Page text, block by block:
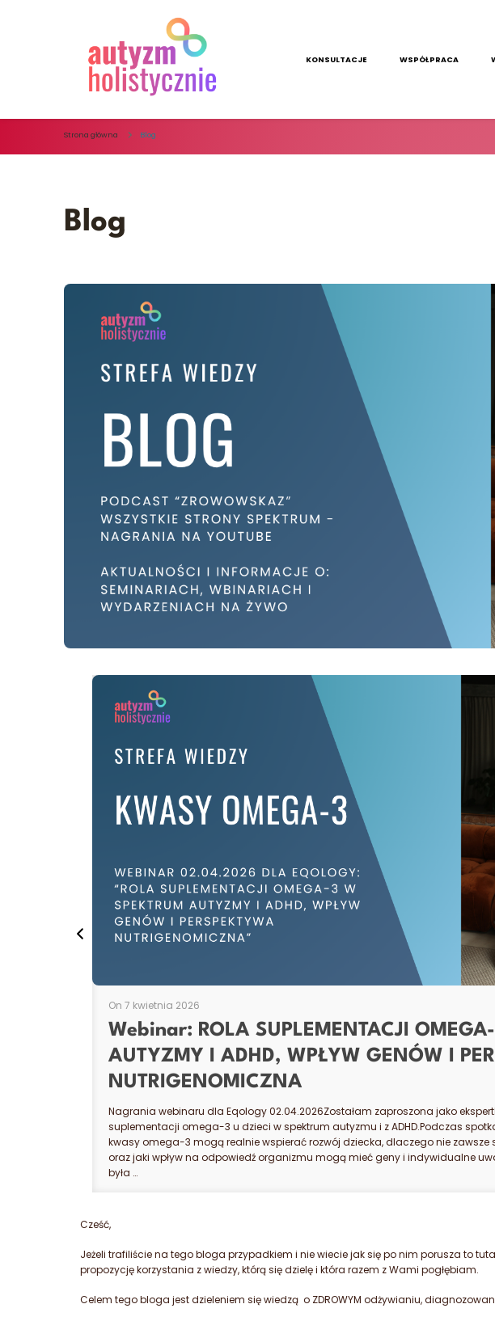
Autyzm Holistycznie
KONSULTACJE WSPÓŁPRACA
Strona główna Blog
Blog
On 7 kwietnia 2026
Webinar: ROLA SUPLEMENTACJI
AUTYZMY I ADHD, WPŁYW GENÓW I
NUTRIGENOMICZNA
Nagrania webinaru dla Eqology 02.04.2026Zostałam zaproszona jako
suplementacji omega-3 u dzieci w spektrum autyzmu i z ADHD.Podczas
kwasy omega-3 mogą realnie wspierać rozwój dziecka, dlaczego nie
oraz jaki wpływ na odpowiedź organizmu mogą mieć geny i indywidualne
była …
Cześć,
Jeżeli trafiliście na tego bloga przypadkiem i nie wiecie jak się po nim porusza to
propozycję korzystania z wiedzy, którą się dzielę i która razem z Wami pogłębiam.
Celem tego bloga jest dzieleniem się wiedzą o ZDROWYM odżywianiu,